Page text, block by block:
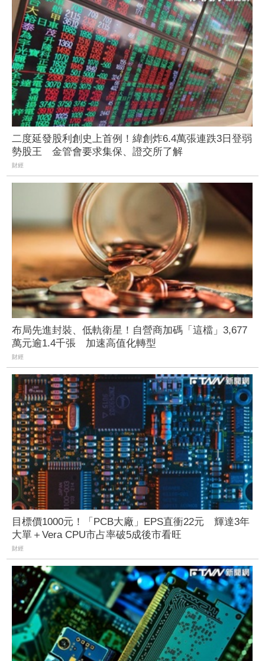
二度延發股利創史上首例！緯創炸6.4萬張連跌3日登弱
勢股王 金管會要求集保、證交所了解
財經
布局先進封裝、低軌衛星！自營商加碼「這檔」3,677
萬元逾1.4千張 加速高值化轉型
財經
目標價1000元！「PCB大廠」EPS直衝22元 輝達3年
大單＋Vera CPU市占率破5成後市看旺
財經